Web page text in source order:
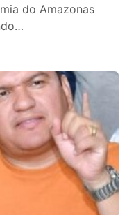
do Amazonas